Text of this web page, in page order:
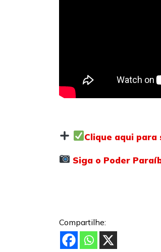
Clique aqui
Siga o Poder
Compartilhe: